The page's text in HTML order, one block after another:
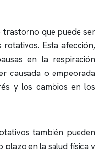
trastorno que puede ser
Esta afección,
en la respiración
causada o empeorada
y los cambios en los
también pueden
plazo en la salud física y